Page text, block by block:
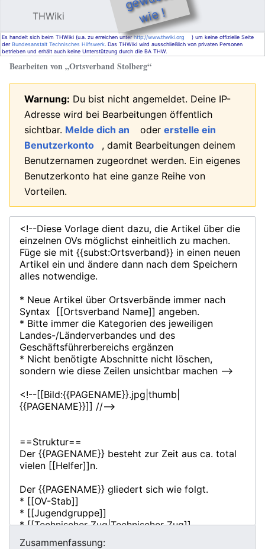
THWiki e !
Es handelt sich beim THWiki (u.a. zu erreichen unterhttp://www.thwiki.org
) um keine offizielle Seite
derBundesanstalt Technisches Hilfswerk. Das THWiki wird ausschließlich von privaten Personen
betrieben und erhält auch keine Unterstützung durch die BA THW.
Bearbeiten von „Ortsverband Stolberg“
Warnung: Du bist nicht angemeldet. Deine IP-
Adresse wird bei Bearbeitungen öffentlich
sichtbar. Melde dich an oder erstelle ein
Benutzerkonto
, damit Bearbeitungen deinem
Benutzernamen zugeordnet werden. Ein eigenes
Benutzerkonto hat eine ganze Reihe von
Vorteilen.
Zusammenfassung: